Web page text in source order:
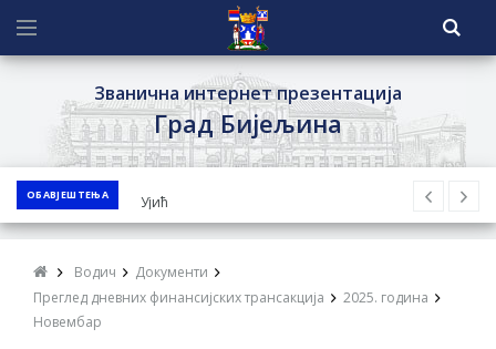
Званична интернет презентација
Град Бијељина
ОБАВЈЕШТЕЊА
ЈАВНИ ПОЗИВ ЗА ПРИЈАВУ
НЕПРОПИСНОГ ОДЛАГАЊА ОТПАДА УЗ
ЈАВНИ КОНКУРС ЗА ДОДЈЕЛУ
Водич
Документи
Преглед дневних финансијских трансакција
2025. година
Новембар